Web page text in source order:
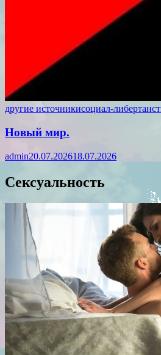
другие источникисоциал-
Новый мир.
admin20.07.202618.07.2026
Сексуальность